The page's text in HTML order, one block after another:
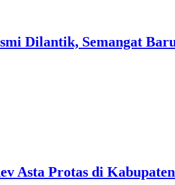
Dilantik, Semangat
Asta Protas di